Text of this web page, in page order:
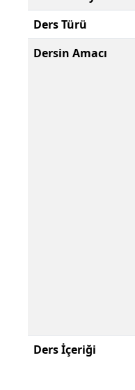
Ders Türü
Dersin Amacı
Ders İçeriği